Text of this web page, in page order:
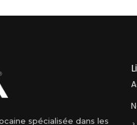
spécialisée dans les